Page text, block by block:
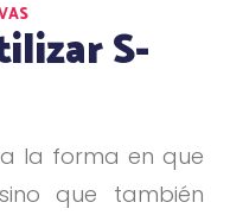
S-
la forma en que
que también